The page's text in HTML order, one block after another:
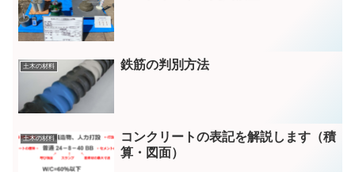
土木の材料 鉄筋の判別方法
土木の材料
コンクリートの表記を解説します（積
算・図面）